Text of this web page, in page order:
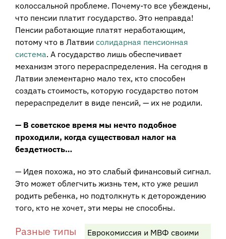
колоссальной проблеме. Почему-то все убеждены,
что пенсии платит государство. Это неправда!
Пенсии работающие платят неработающим,
потому что в Латвии солидарная пенсионная
система. А государство лишь обеспечивает
механизм этого перераспределения. На сегодня в
Латвии элементарно мало тех, кто способен
создать стоимость, которую государство потом
перераспределит в виде пенсий, — их не родили.
— В советское время мы нечто подобное
проходили, когда существовал налог на
бездетность…
— Идея похожа, но это слабый финансовый сигнал.
Это может облегчить жизнь тем, кто уже решил
родить ребенка, но подтолкнуть к деторождению
того, кто не хочет, эти меры не способны.
Еврокомиссия и МВФ своими
Разные типы